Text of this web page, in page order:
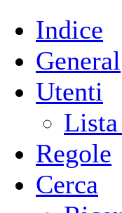
Indice
General
Utenti
Regole
Cerca